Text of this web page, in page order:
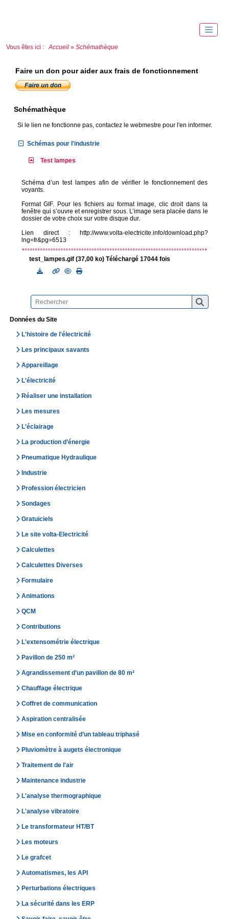
Vous êtes ici : Accueil » Schémathèque
Données du Site
L'histoire de l'électricité
Les principaux savants
Appareillage
L'électricité
Réaliser une installation
Les mesures
L'éclairage
La production d’énergie
Pneumatique Hydraulique
Industrie
Profession électricien
Sondages
Gratuiciels
Le site volta-Electricité
Calculettes
Calculettes Diverses
Formulaire
Animations
QCM
Contributions
L'extensométrie électrique
Pavillon de 250 m²
Agrandissement d’un pavillon de 80 m²
Chauffage électrique
Coffret de communication
Aspiration centralisée
Mise en conformité d’un tableau triphasé
Pluviomètre à augets électronique
Traitement de l'air
Maintenance industrie
L'analyse thermographique
L'analyse vibratoire
Le transformateur HT/BT
Les moteurs
Le grafcet
Automatismes, les API
Perturbations électriques
La sécurité dans les ERP
Faire un don pour aider aux frais de fonctionnement
Schémathèque
Si le lien ne fonctionne pas, contactez le webmestre pour l'en informer.
Schémas pour l'industrie
Test lampes
Schéma d’un test lampes afin de vérifier le fonctionnement des
voyants.
Format GIF. Pour les fichiers au format image, clic droit dans la
fenêtre qui s’ouvre et enregistrer sous. L’image sera placée dans le
dossier de votre choix sur votre disque dur.
Lien direct : http://www.volta-electricite.info/download.php?
lng=fr&pg=6513
test_lampes.gif (37,00 ko) Téléchargé 17044 fois